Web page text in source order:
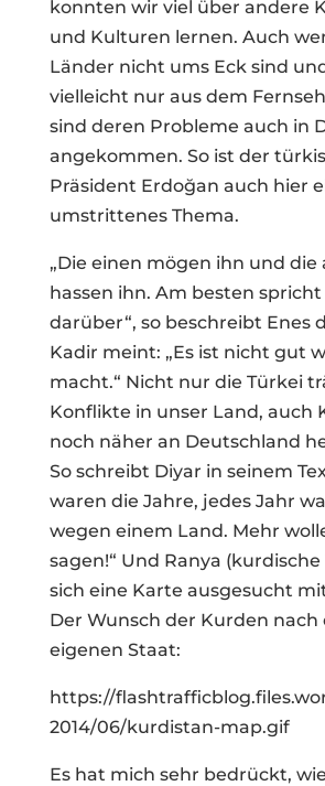
konnten wir viel über andere
und Kulturen lernen. Auch
Länder nicht ums Eck sind
vielleicht nur aus dem
sind deren Probleme auch in
angekommen. So ist der
Präsident Erdoğan auch hier
umstrittenes Thema.
„Die einen mögen ihn und die
hassen ihn. Am besten
darüber“, so beschreibt Enes
Kadir meint: „Es ist nicht gut
macht.“ Nicht nur die Türkei
Konflikte in unser Land, auch
noch näher an Deutschland
So schreibt Diyar in seinem
waren die Jahre, jedes Jahr
wegen einem Land. Mehr
sagen!“ Und Ranya
sich eine Karte ausgesucht
Der Wunsch der Kurden nach
eigenen Staat:
https://
2014/06/kurdistan-map.gif
Es hat mich sehr bedrückt,